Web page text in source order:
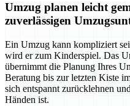
Umzug planen leicht
zuverlässigen
Ein Umzug kann kompliziert
wird er zum Kinderspiel. Das
übernimmt die Planung Ihres
Beratung bis zur letzten Kiste
sich entspannt zurücklehnen
Händen ist.